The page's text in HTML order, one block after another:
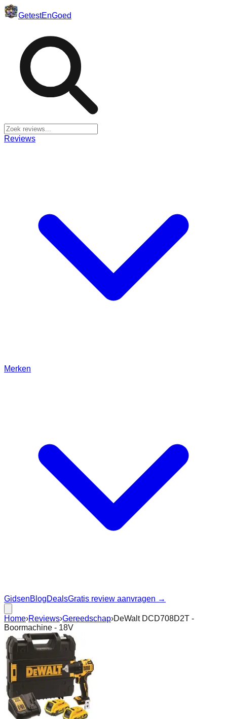
GetestEnGoed
Reviews
Merken
GidsenBlogDealsGratis review aanvragen →
Home›Reviews›Gereedschap›DeWalt DCD708D2T -
Boormachine - 18V